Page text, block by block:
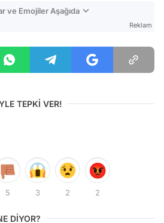
ve Emojiler Aşağıda
Reklam
TEPKİ VER!
5 3 2 2
DİYOR?